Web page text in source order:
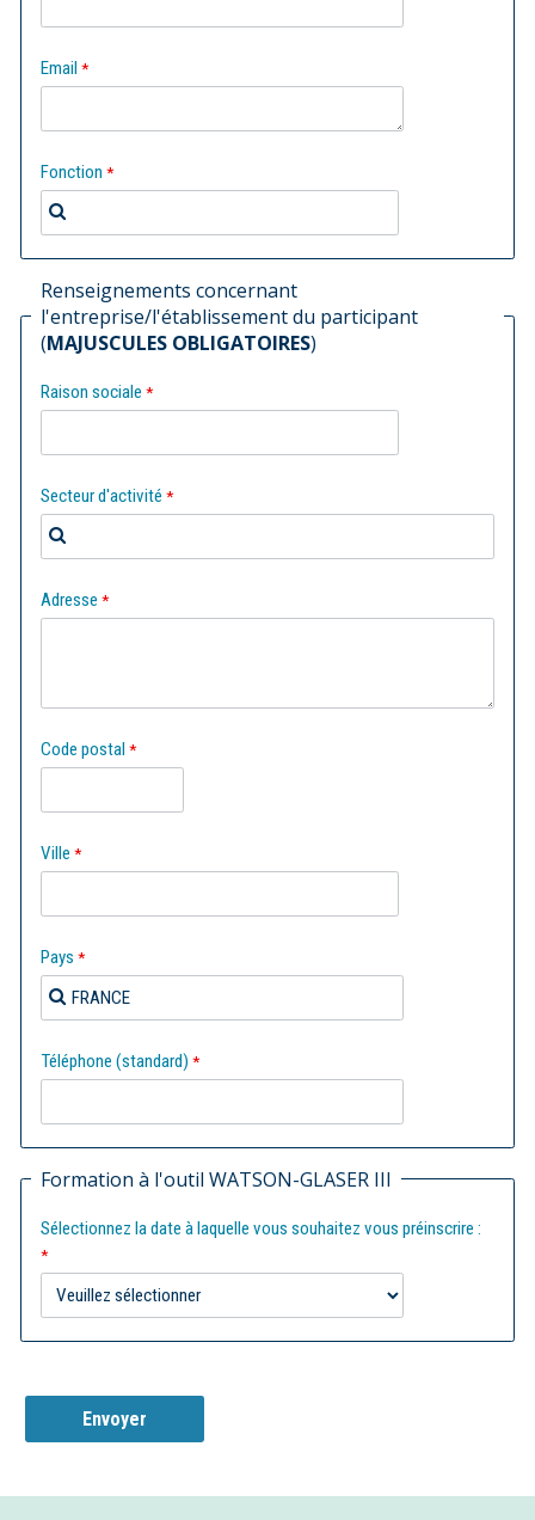
Email
Fonction
Renseignements concernant
l'entreprise/l'établissement du participant
(MAJUSCULES OBLIGATOIRES)
Raison sociale
Secteur d'activité
Adresse
Code postal
Ville
Pays
Téléphone (standard)
Formation à l'outil WATSON-GLASER III
Sélectionnez la date à laquelle vous souhaitez vous préinscrire :